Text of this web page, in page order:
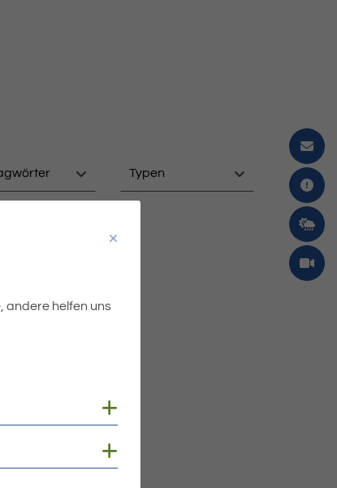
Typen
andere helfen uns